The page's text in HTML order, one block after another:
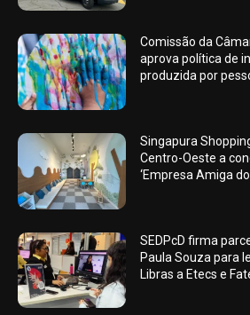
Comissão da
aprova política de
produzida por
Singapura
Centro-Oeste a
‘Empresa Amiga
SEDPcD firma
Paula Souza para
Libras a Etecs e